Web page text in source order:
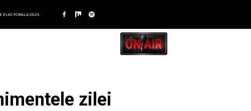
ELECTORALA 2025
zilei